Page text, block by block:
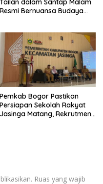
Tailan dalam Santap Malam
Resmi Bernuansa Budaya
Pemkab Bogor Pastikan
Persiapan Sekolah Rakyat
Jasinga Matang, Rekrutmen
Ruas yang wajib